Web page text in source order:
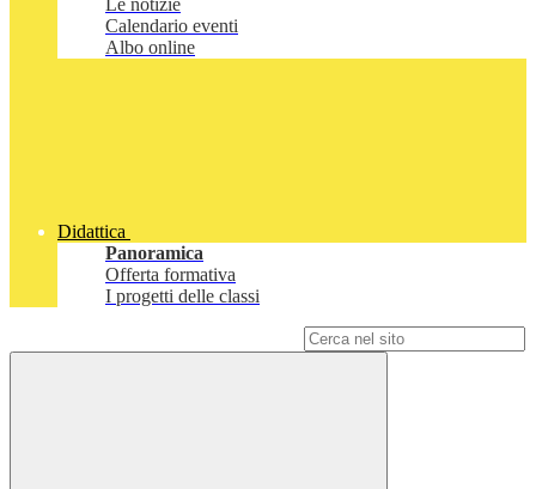
Le notizie
Calendario eventi
Albo online
Didattica
Panoramica
Offerta formativa
I progetti delle classi